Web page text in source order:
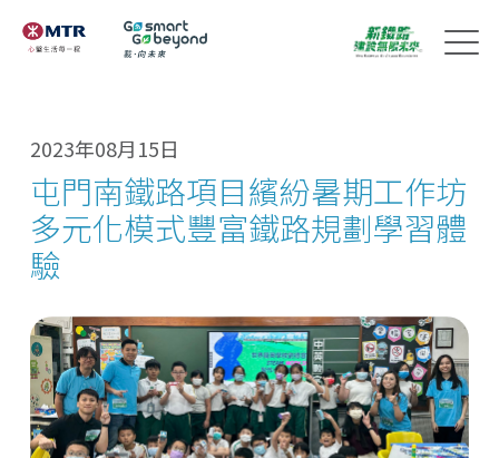
2023年08月15日
屯門南鐵路項目繽紛暑期工作坊
多元化模式豐富鐵路規劃學習體
驗